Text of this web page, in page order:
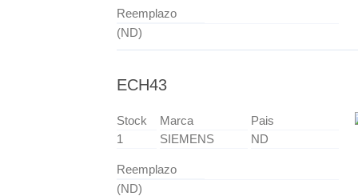
Reemplazo
(ND)
ECH43
Stock Marca
Pais
1
SIEMENS ND
Reemplazo
(ND)